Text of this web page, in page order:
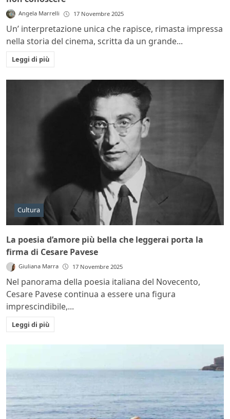
Angela Marrelli 17 Novembre 2025
Un’ interpretazione unica che rapisce, rimasta impressa
nella storia del cinema, scritta da un grande...
Leggi di più
Cultura
La poesia d’amore più bella che leggerai porta la
firma di Cesare Pavese
Giuliana Marra 17 Novembre 2025
Nel panorama della poesia italiana del Novecento,
Cesare Pavese continua a essere una figura
imprescindibile,...
Leggi di più